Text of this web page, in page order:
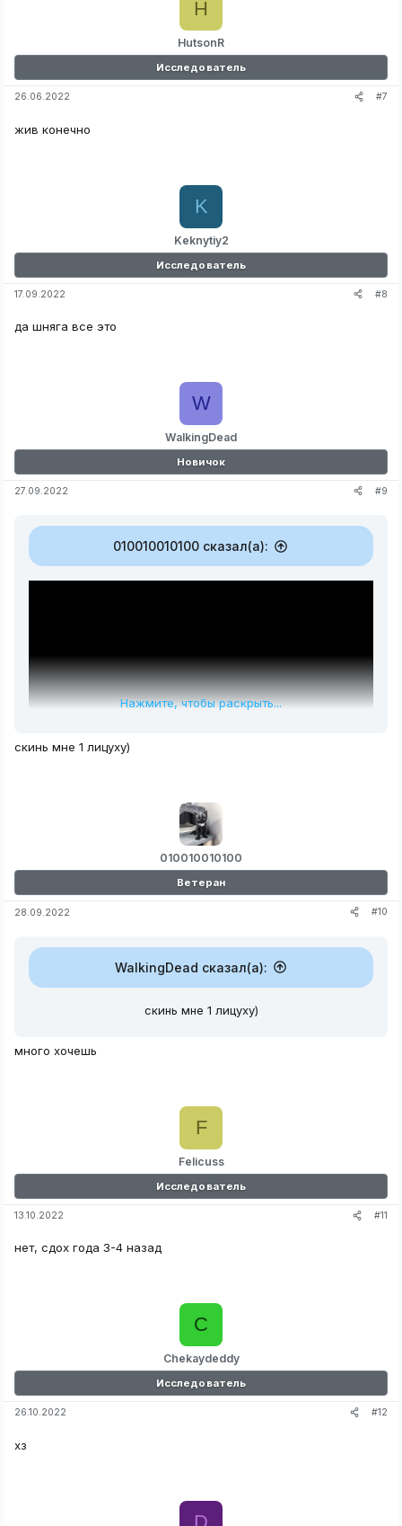
HutsonR
H
Исследователь
26.06.2022 #7
жив конечно
Keknytiy2
K
Исследователь
17.09.2022 #8
да шняга все это
WalkingDead
W
Новичок
27.09.2022 #9
010010010100 сказал(а):
ли ворк, могу показать как брутить аккаунты майна на лицуху в
чекере(если чекер ещё живой)
Нажмите, чтобы раскрыть...
скинь мне 1 лицуху)
010010010100
Ветеран
28.09.2022 #10
WalkingDead сказал(а):
скинь мне 1 лицуху)
много хочешь
Felicuss
F
Исследователь
13.10.2022 #11
нет, сдох года 3-4 назад
Chekaydeddy
C
Исследователь
26.10.2022 #12
хз